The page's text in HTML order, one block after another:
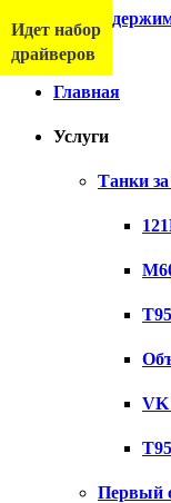
Перейти к
Меню
Главная
Услуги
Танки
VK
Первый
Идет набор
драйверов